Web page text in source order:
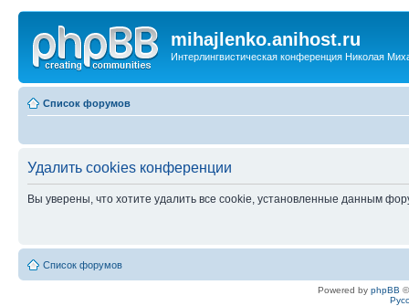
mihajlenko.anihost.ru
Интерлингвистическая конференция Николая
Список форумов
Удалить cookies конференции
Вы уверены, что хотите удалить все cookie, установленные данным
Список форумов
Powered by phpBB